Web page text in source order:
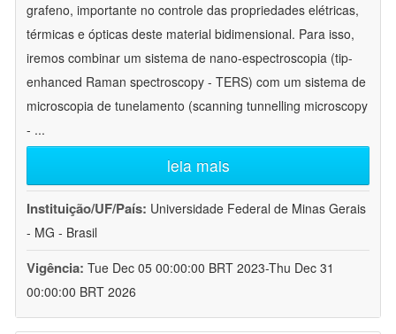
grafeno, importante no controle das propriedades elétricas,
térmicas e ópticas deste material bidimensional. Para isso,
iremos combinar um sistema de nano-espectroscopia (tip-
enhanced Raman spectroscopy - TERS) com um sistema de
microscopia de tunelamento (scanning tunnelling microscopy
- ...
leia mais
Instituição/UF/País: Universidade Federal de Minas Gerais
- MG - Brasil
Vigência: Tue Dec 05 00:00:00 BRT 2023-Thu Dec 31
00:00:00 BRT 2026